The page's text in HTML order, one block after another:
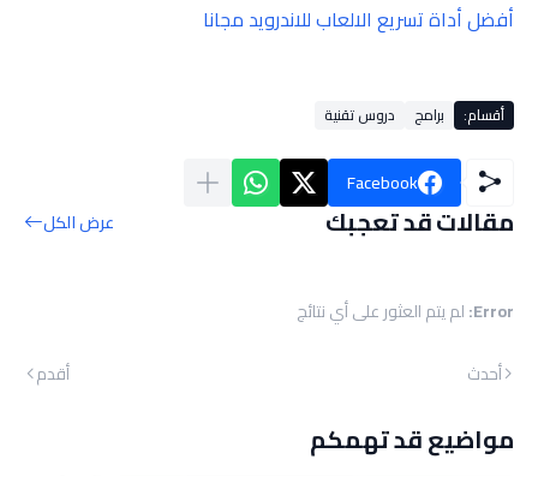
أفضل أداة تسريع الالعاب للاندرويد مجانا
أقسام: برامج دروس تقنية
Facebook
مقالات قد تعجبك عرض الكل
Error: لم يتم العثور على أي نتائج
أحدث
أقدم
مواضيع قد تهمكم